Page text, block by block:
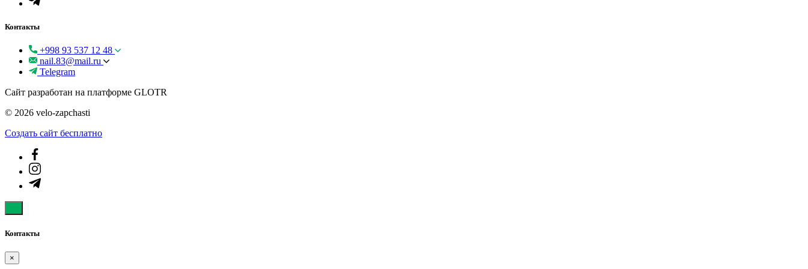
Контакты
+998 93 537 12 48
nail.83@mail.ru
Telegram
Сайт разработан на платформе GLOTR
© 2026 velo-zapchasti
Создать cайт бесплатно
Контакты
×